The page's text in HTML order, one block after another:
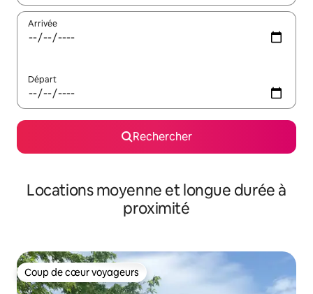
Arrivée
Départ
Rechercher
Locations moyenne et longue durée à
proximité
Coup de cœur voyageurs
Coup de cœur voyageurs